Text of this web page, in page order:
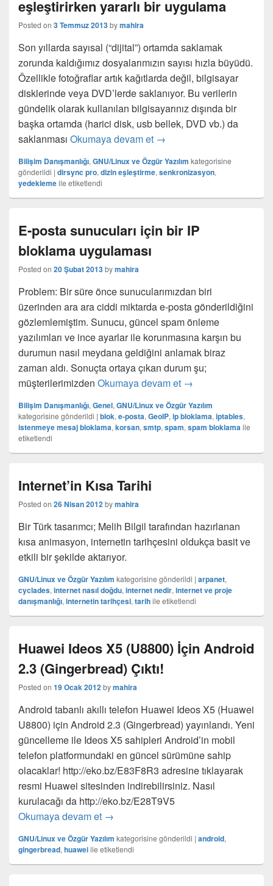
eşleştirirken yararlı bir uygulama
Posted on 3 Temmuz 2013bymahira
Son yıllarda sayısal (“dijital”) ortamda saklamak
zorunda kaldığımız dosyalarımızın sayısı hızla büyüdü.
Özellikle fotoğraflar artık kağıtlarda değil, bilgisayar
disklerinde veya DVD’lerde saklanıyor. Bu verilerin
gündelik olarak kullanılan bilgisayarınız dışında bir
başka ortamda (harici disk, usb bellek, DVD vb.) da
saklanması Okumaya devam et Dosyalarınızı
→
Bilişim Danışmanlığı, GNU/Linux ve Özgür Yazılım kategorisine
gönderildi | dirsync pro, dizin eşleştirme, senkronizasyon,
yedeklemeile etiketlendi
E-posta sunucuları için bir IP
bloklama uygulaması
Posted on 20 Şubat 2013bymahira
Problem: Bir süre önce sunucularımızdan biri
üzerinden ara ara ciddi miktarda e-posta gönderildiğini
gözlemlemiştim. Sunucu, güncel spam önleme
yazılımları ve ince ayarlar ile korunmasına karşın bu
durumun nasıl meydana geldiğini anlamak biraz
zaman aldı. Sonuçta ortaya çıkan durum şu;
müşterilerimizden Okumaya devam et E-posta sunucuları
→
Bilişim Danışmanlığı, Genel, GNU/Linux ve Özgür Yazılım
kategorisine gönderildi | blok, e-posta, GeoIP, ip bloklama, iptables,
istenmeye mesaj bloklama, korsan, smtp, spam, spam bloklamaile
etiketlendi
Internet’in Kısa Tarihi
Posted on 26 Nisan 2012bymahira
Bir Türk tasarımcı; Melih Bilgil tarafından hazırlanan
kısa animasyon, internetin tarihçesini oldukça basit ve
etkili bir şekilde aktarıyor.
GNU/Linux ve Özgür Yazılım kategorisine gönderildi | arpanet,
cyclades, internet nasıl doğdu, internet nedir, internet ve proje
danışmanlığı, internetin tarihçesi, tarihile etiketlendi
Huawei Ideos X5 (U8800) İçin Android
2.3 (Gingerbread) Çıktı!
Posted on 19 Ocak 2012bymahira
Android tabanlı akıllı telefon Huawei Ideos X5 (Huawei
U8800) için Android 2.3 (Gingerbread) yayınlandı. Yeni
güncelleme ile Ideos X5 sahipleri Android’in mobil
telefon platformundaki en güncel sürümüne sahip
olacaklar! http://eko.bz/E83F8R3 adresine tıklayarak
resmi Huawei sitesinden indirebilirsiniz. Nasıl
kurulacağı da http://eko.bz/E28T9V5
Okumaya devam et Huawei Ideos X5 (U8800) İçin Android
→
GNU/Linux ve Özgür Yazılım kategorisine gönderildi | android,
gingerbread, huaweiile etiketlendi